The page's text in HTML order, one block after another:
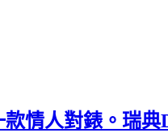
情人對錶。瑞典